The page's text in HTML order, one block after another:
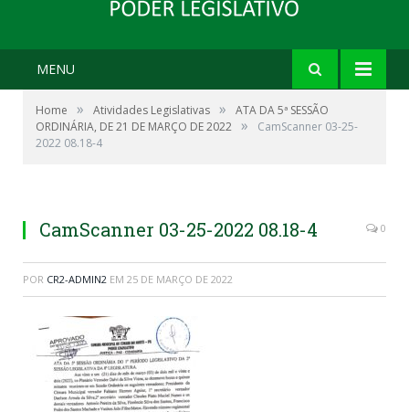
MENU
Home » Atividades Legislativas »
ATA DA 5ª SESSÃO
ORDINÁRIA, DE 21 DE MARÇO DE 2022 »
CamScanner 03-25-
2022 08.18-4
CamScanner 03-25-2022 08.18-4 0
POR CR2-ADMIN2 EM 25 DE MARÇO DE 2022